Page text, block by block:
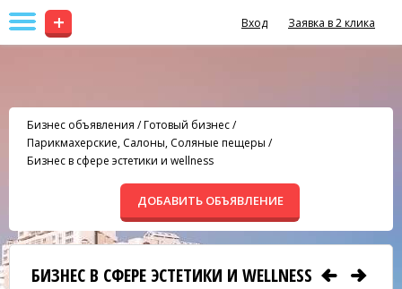
+ Вход Заявка в 2 клика
Бизнес объявления /Готовый бизнес/
Парикмахерские, Салоны, Соляные пещеры /
Бизнес в сфере эстетики и wellness
ДОБАВИТЬ ОБЪЯВЛЕНИЕ
БИЗНЕС В СФЕРЕ ЭСТЕТИКИ И WELLNESS